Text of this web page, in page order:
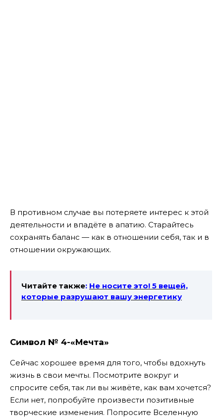
В противном случае вы потеряете интерес к этой
деятельности и впадёте в апатию. Старайтесь
сохранять баланс — как в отношении себя, так и в
отношении окружающих.
Читайте также: Не носите это! 5 вещей,
которые разрушают вашу энергетику
Символ № 4-«Мечта»
Сейчас хорошее время для того, чтобы вдохнуть
жизнь в свои мечты. Посмотрите вокруг и
спросите себя, так ли вы живёте, как вам хочется?
Если нет, попробуйте произвести позитивные
творческие изменения. Попросите Вселенную